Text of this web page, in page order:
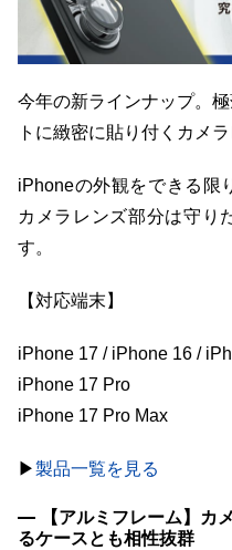
今年の新ラインナップ。
トに緻密に貼り付くカメ
iPhoneの外観をできる限
カメラレンズ部分は守り
す。
【対応端末】
iPhone 17 / iPhone 16 /
iPhone 17 Pro
iPhone 17 Pro Max
▶︎製品一覧を見る
【アルミフレーム】カ
るケースとも相性抜群